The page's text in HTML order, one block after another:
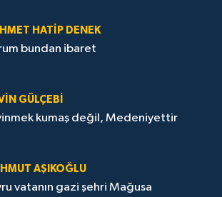
HATİP DENEK
bundan ibaret
GÜLÇEBİ
kumaş değil, Medeniyettir
AŞIKOĞLU
vatanın gazi şehri Mağusa